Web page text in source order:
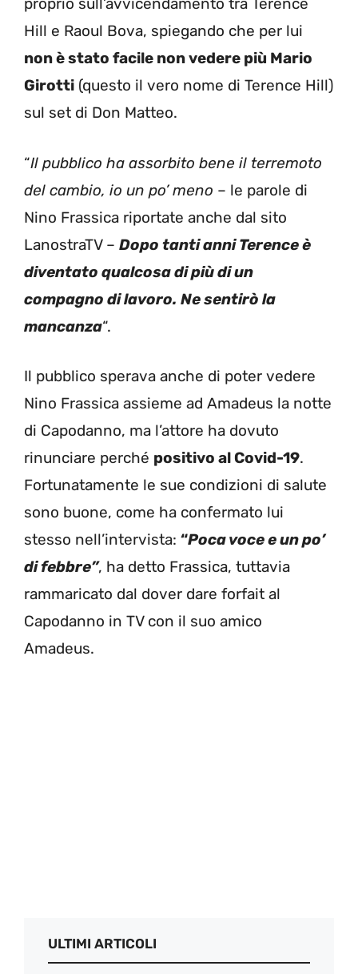
Hill e Raoul Bova, spiegando che per lui
non è stato facile non vedere più Mario
Girotti (questo il vero nome di Terence Hill)
sul set di Don Matteo.
“Il pubblico ha assorbito bene il terremoto
del cambio, io un po’ meno – le parole di
Nino Frassica riportate anche dal sito
LanostraTV – Dopo tanti anni Terence è
diventato qualcosa di più di un
compagno di lavoro. Ne sentirò la
mancanza“.
Il pubblico sperava anche di poter vedere
Nino Frassica assieme ad Amadeus la notte
di Capodanno, ma l’attore ha dovuto
rinunciare perché positivo al Covid-19.
Fortunatamente le sue condizioni di salute
sono buone, come ha confermato lui
stesso nell’intervista: “Poca voce e un po’
di febbre”, ha detto Frassica, tuttavia
rammaricato dal dover dare forfait al
Capodanno in TV con il suo amico
Amadeus.
ULTIMI ARTICOLI